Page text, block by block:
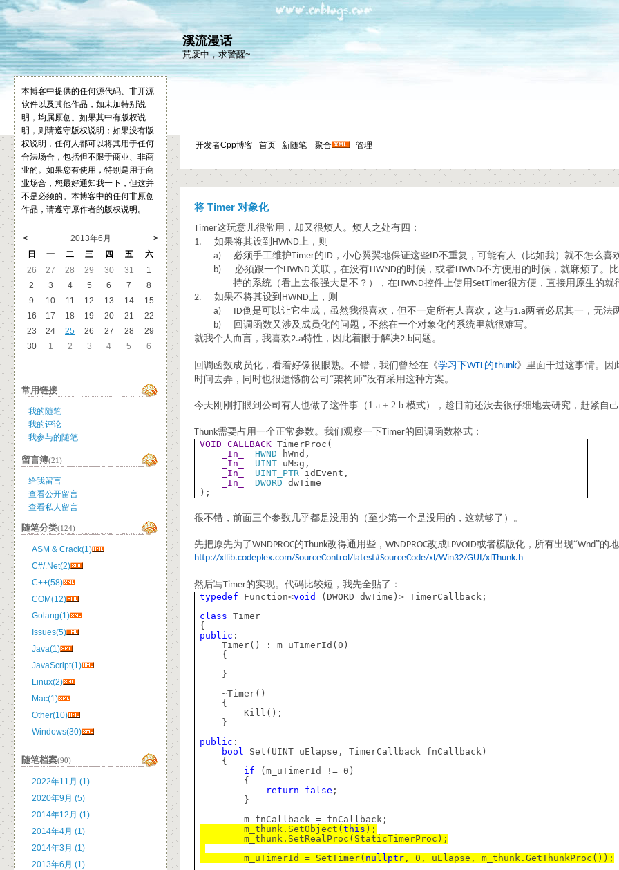
溪流漫话
荒废中，求警醒~
开发者Cpp博客 首页 新随笔 聚合
管理
将 Timer 对象化
Timer这玩意儿很常用，却又很烦人。烦人之处有四：
1.
如果将其设到 HWND上，则
a)
必须手工维护Timer的ID ，小心翼翼地保证这些ID不重复，可能有人（比如我）就不怎么喜
b)
必须跟一个HWND关联，在没有HWND的时候，或者HWND不方便用的时候，就麻烦了。
持的系统（看上去很强大是不？），在HWND控件上使用SetTimer很方便，直接用原生的就
2.
如果不将其设到 HWND上，则
a)
ID倒是可以让它生成，虽然我很喜欢，但不一定所有人喜欢，这与1.a两者必居其一，无法
b)
回调函数又涉及成员化的问题，不然在一个对象化的系统里就很难写。
就我个人而言，我喜欢2.a特性，因此着眼于解决2.b问题。
回调函数成员化，看着好像很眼熟。不错，我们曾经在《学习下WTL的thunk》里面干过这事情。因
时间去弄，同时也很遗憾前公司“架构师”没有采用这种方案。
今天刚刚打眼到公司有人也做了这件事（1.a + 2.b 模式），趁目前还没去很仔细地去研究，赶紧自
Thunk需要占用一个正常参数。我们观察一下Timer的回调函数格式：
VOID
CALLBACK TimerProc(
_In_
HWND hWnd,
_In_
UINT uMsg,
_In_
UINT_PTR idEvent,
_In_
DWORD dwTime
);
很不错，前面三个参数几乎都是没用的（至少第一个是没用的，这就够了）。
先把原先为了WNDPROC的Thunk改得通用些， WNDPROC改成LPVOID或者模版化，所有出现“Wnd”的
http://xllib.codeplex.com/SourceControl/latest#SourceCode/xl/Win32/GUI/xlThunk.h
然后写Timer的实现。代码比较短，我先全贴了：
typedef Function<void
(DWORD dwTime)> TimerCallback;
class Timer
{
public :
Timer() : m_uTimerId(0)
{
}
~Timer()
{
Kill();
}
public :
bool Set(UINT uElapse, TimerCallback fnCallback)
{
if (m_uTimerId != 0)
{
return
false ;
}
m_fnCallback = fnCallback;
m_thunk.SetObject(this );
m_thunk.SetRealProc(StaticTimerProc);
m_uTimerId = SetTimer( nullptr , 0, uElapse, m_thunk.GetThunkProc());
本博客中提供的任何源代码、非开源
软件以及其他作品，如未加特别说
明，均属原创。如果其中有版权说
明，则请遵守版权说明；如果没有版
权说明，任何人都可以将其用于任何
合法场合，包括但不限于商业、非商
业的。如果您有使用，特别是用于商
业场合，您最好通知我一下，但这并
不是必须的。本博客中的任何非原创
作品，请遵守原作者的版权说明。
< 2013年6月
>
日
一 二 三 四 五
六
26
27 28 29 30 31
1
2
3 4 5 6 7
8
9
10 11 12 13 14
15
16
17 18 19 20 21
22
23
24 25 26 27 28
29
30
1 2 3 4 5 6
常用链接
我的随笔
我的评论
我参与的随笔
留言簿(21)
给我留言
查看公开留言
查看私人留言
随笔分类(124)
ASM & Crack(1)
C#/.Net(2)
C++(58)
COM(12)
Golang(1)
Issues(5)
Java(1)
JavaScript(1)
Linux(2)
Mac(1)
Other(10)
Windows(30)
随笔档案(90)
2022年11月 (1)
2020年9月 (5)
2014年12月 (1)
2014年4月 (1)
2014年3月 (1)
2013年6月 (1)